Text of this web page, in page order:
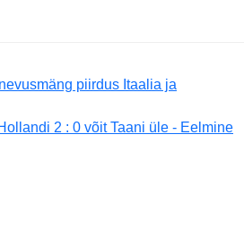
piirdus Itaalia ja
2 : 0 võit Taani üle - Eelmine